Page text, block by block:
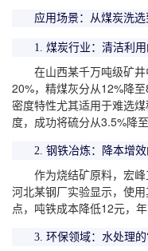
应用场景：从煤炭洗
1. 煤炭行业：清洁利用
在山西某千万吨级矿
20%，精煤灰分从12%降
密度特性尤其适用于难选
度，成功将硫分从3.5%降
2. 钢铁冶炼：降本增效
作为烧结矿原料，宏
河北某钢厂实验显示，使
点，吨铁成本降低12元，
3. 环保领域：水处理的